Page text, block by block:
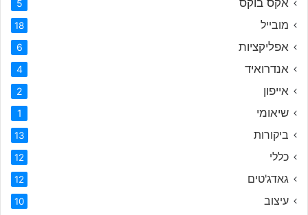
5
מובייל 18
אפליקציות 6
אנדרואיד 4
אייפון 2
שיאומי 1
ביקורות 13
כללי 12
גאדג'טים 12
עיצוב 10